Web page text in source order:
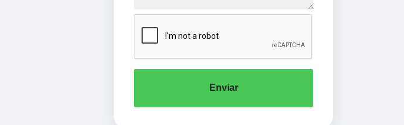
Enviar